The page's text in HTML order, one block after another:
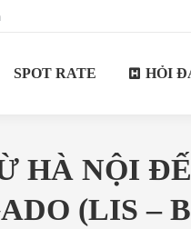
SPOT RATE HỎI
HÀ NỘI
(LIS –